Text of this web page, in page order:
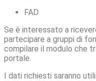
FAD
Se è interessato a
partecipare a gruppi di
compilare il modulo che
portale.
I dati richiesti saranno